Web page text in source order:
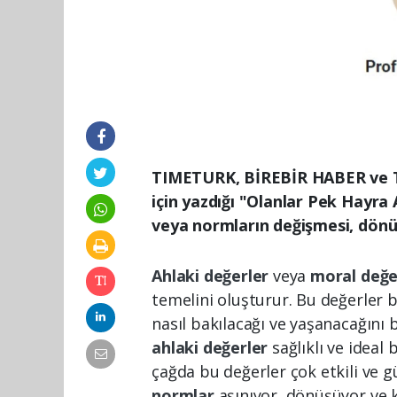
TIMETURK, BİREBİR HABER
için yazdığı "Olanlar Pek
veya normların değişmesi,
Ahlaki değerlerveya moral
temelini oluşturur. Bu değerler
nasıl bakılacağı ve
ahlaki değerler sağlıklı ve ideal
çağda bu değerler çok etkili ve